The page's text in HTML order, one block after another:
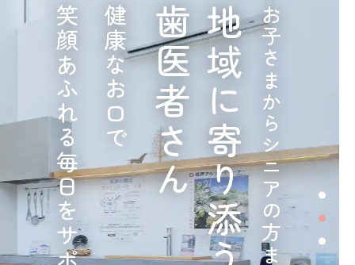
お子さまからシニアの方まで
地域に寄り添う
歯医者さん
健康なお口で
笑顔あふれる毎日をサポート